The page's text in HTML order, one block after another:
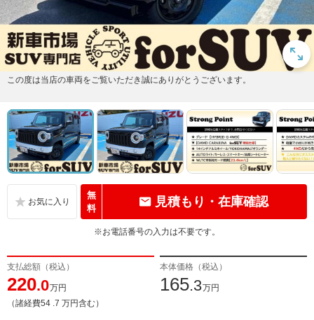
この度は当店の車両をご覧いただき誠にありがとうございます。
無
料
見積もり・在庫確認
※お電話番号の入力は不要です。
支払総額（税込）
220.0万円
（諸経費54 .7 万円含む）
本体価格（税込）
165.3万円